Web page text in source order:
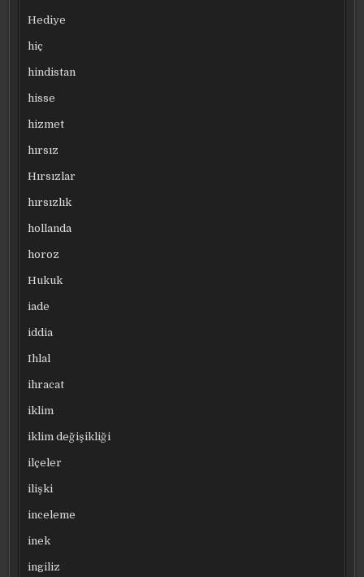
Hediye
hiç
hindistan
hisse
hizmet
hırsız
Hırsızlar
hırsızlık
hollanda
horoz
Hukuk
iade
iddia
Ihlal
ihracat
iklim
iklim değişikliği
ilçeler
ilişki
inceleme
inek
ingiliz